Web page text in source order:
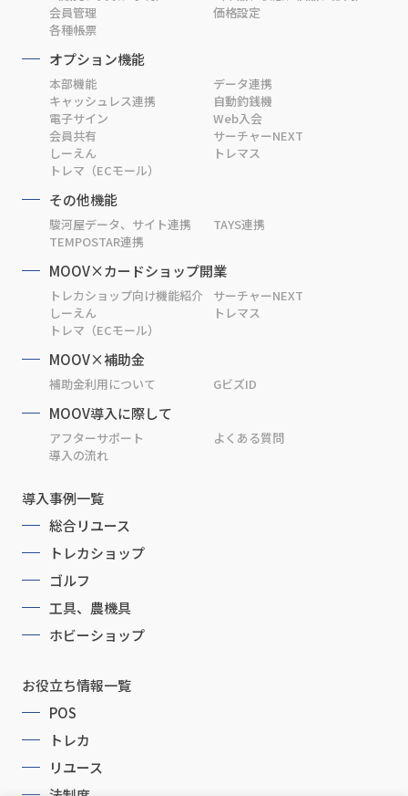
会員管理
価格設定
各種帳票
オプション機能
本部機能
データ連携
キャッシュレス連携
自動釣銭機
電子サイン
Web入会
会員共有
サーチャーNEXT
しーえん
トレマス
トレマ（ECモール）
その他機能
駿河屋データ、サイト連携
TAYS連携
TEMPOSTAR連携
MOOV×カードショップ開業
トレカショップ向け機能紹介
サーチャーNEXT
しーえん
トレマス
トレマ（ECモール）
MOOV×補助金
補助金利用について GビズID
MOOV導入に際して
アフターサポート
よくある質問
導入の流れ
導入事例一覧
総合リユース
トレカショップ
ゴルフ
工具、農機具
ホビーショップ
お役立ち情報一覧
POS
トレカ
リユース